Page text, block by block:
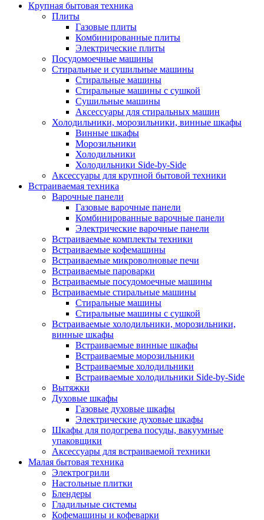
Крупная бытовая техника
Плиты
Газовые плиты
Комбинированные плиты
Электрические плиты
Посудомоечные машины
Стиральные и сушильные машины
Стиральные машины
Стиральные машины с сушкой
Сушильные машины
Аксессуары для стиральных машин
Холодильники, морозильники, винные шкафы
Винные шкафы
Морозильники
Холодильники
Холодильники Side-by-Side
Аксессуары для крупной бытовой техники
Встраиваемая техника
Варочные панели
Газовые варочные панели
Комбинированные варочные панели
Электрические варочные панели
Встраиваемые комплекты техники
Встраиваемые кофемашины
Встраиваемые микроволновые печи
Встраиваемые пароварки
Встраиваемые посудомоечные машины
Встраиваемые стиральные машины
Стиральные машины
Стиральные машины с сушкой
Встраиваемые холодильники, морозильники,
винные шкафы
Встраиваемые винные шкафы
Встраиваемые морозильники
Встраиваемые холодильники
Встраиваемые холодильники Side-by-Side
Вытяжки
Духовые шкафы
Газовые духовые шкафы
Электрические духовые шкафы
Шкафы для подогрева посуды, вакуумные
упаковщики
Аксессуары для встраиваемой техники
Малая бытовая техника
Электрогрили
Настольные плитки
Блендеры
Гладильные системы
Кофемашины и кофеварки